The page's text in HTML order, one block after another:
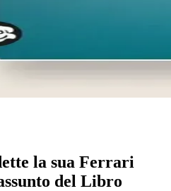
la sua Ferrari
del Libro